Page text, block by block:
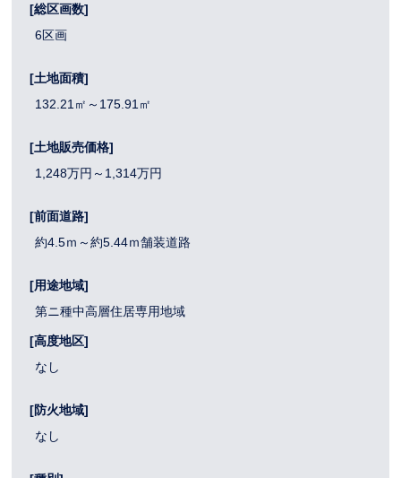
[総区画数]
6区画
[土地面積]
132.21㎡～175.91㎡
[土地販売価格]
1,248万円～1,314万円
[前面道路]
約4.5ｍ～約5.44ｍ舗装道路
[用途地域]
第ニ種中高層住居専用地域
[高度地区]
なし
[防火地域]
なし